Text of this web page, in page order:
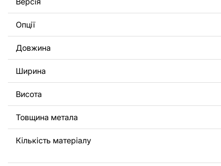
потрібно, щоб ми виконали індивідуальне креслення
вас, будь ласка, зв'яжіться з нами.
Якщо у вас залишилися питання або вам потрібна
нами в будь-який час, ми завжди готові допомогти.
Опції
Довжина
Ширина
Висота
Товщина метала
Кількість матеріалу